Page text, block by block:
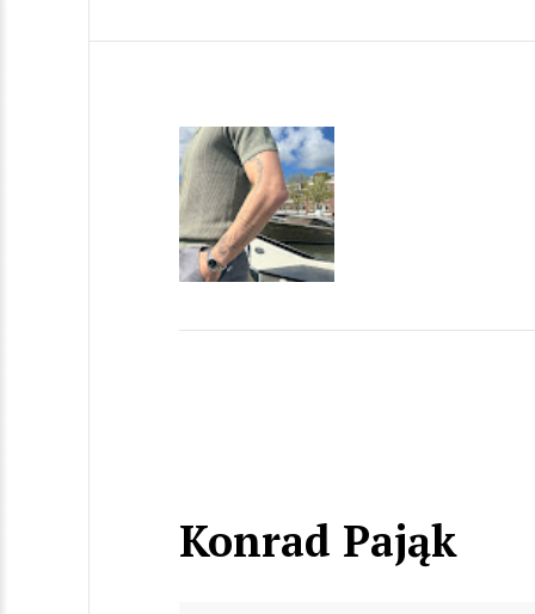
Konrad Pająk